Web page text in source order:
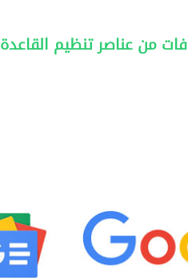
من عناصر تنظيم القاعدة